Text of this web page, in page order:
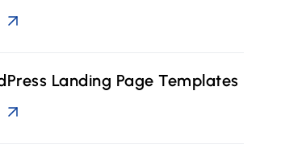
Landing Page Templates